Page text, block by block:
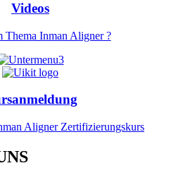
Videos
Thema Inman Aligner ?
Aligner Zertifizierungskurs